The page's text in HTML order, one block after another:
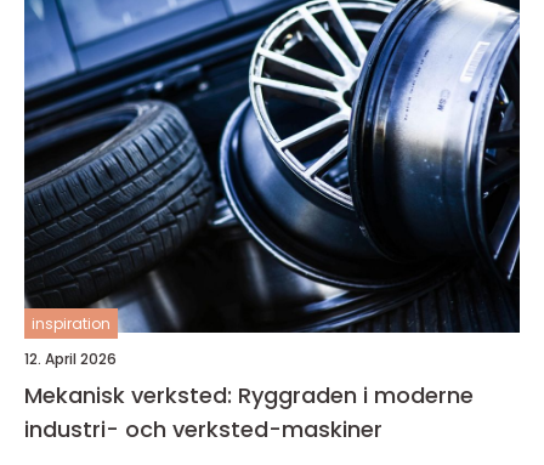
inspiration
12. April 2026
Mekanisk verksted: Ryggraden i moderne
industri- och verksted-maskiner